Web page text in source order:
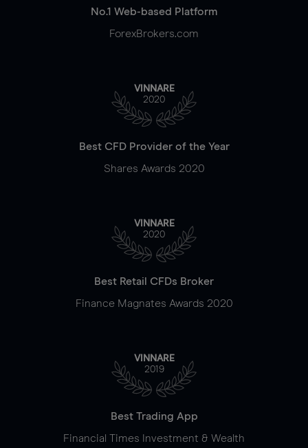
No.1 Web-based Platform
ForexBrokers.com
VINNARE
2020
Best CFD Provider of the Year
Shares Awards 2020
VINNARE
2020
Best Retail CFDs Broker
Finance Magnates Awards 2020
VINNARE
2019
Best Trading App
Financial Times Investment & Wealth